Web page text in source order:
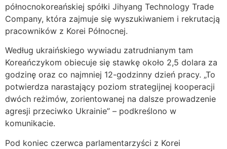
północnokoreańskiej spółki Jihyang Technology Trade
Company, która zajmuje się wyszukiwaniem i rekrutacją
pracowników z Korei Północnej.
Według ukraińskiego wywiadu zatrudnianym tam
Koreańczykom obiecuje się stawkę około 2,5 dolara za
godzinę oraz co najmniej 12-godzinny dzień pracy. „To
potwierdza narastający poziom strategijnej kooperacji
dwóch reżimów, zorientowanej na dalsze prowadzenie
agresji przeciwko Ukrainie” – podkreślono w
komunikacie.
Pod koniec czerwca parlamentarzyści z Korei